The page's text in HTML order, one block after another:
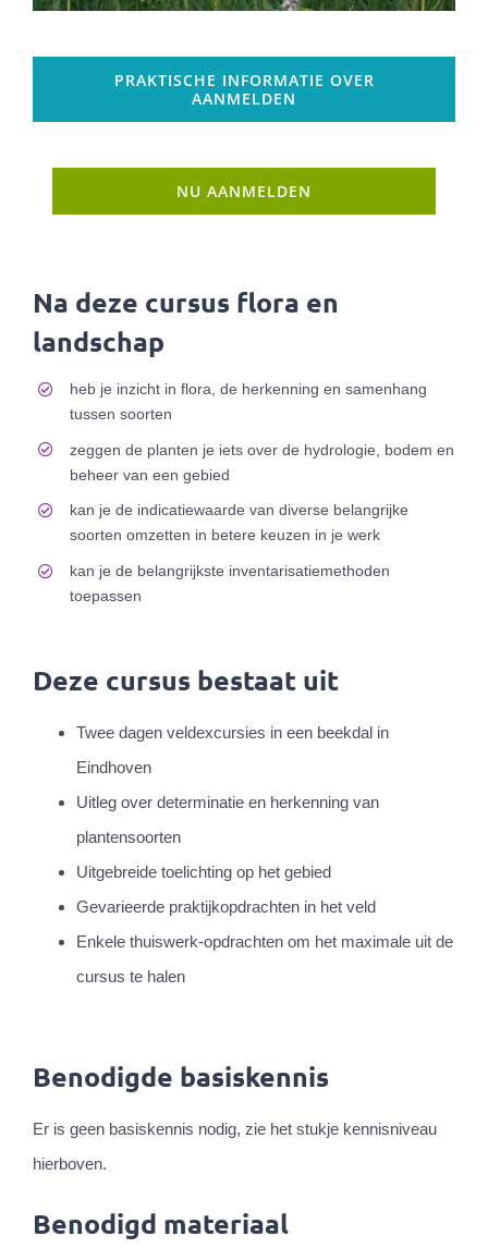
PRAKTISCHE INFORMATIE OVER
AANMELDEN
NU AANMELDEN
Na deze cursus flora en
landschap
heb je inzicht in flora, de herkenning en samenhang
tussen soorten
zeggen de planten je iets over de hydrologie, bodem en
beheer van een gebied
kan je de indicatiewaarde van diverse belangrijke
soorten omzetten in betere keuzen in je werk
kan je de belangrijkste inventarisatiemethoden
toepassen
Deze cursus bestaat uit
Twee dagen veldexcursies in een beekdal in
Eindhoven
Uitleg over determinatie en herkenning van
plantensoorten
Uitgebreide toelichting op het gebied
Gevarieerde praktijkopdrachten in het veld
Enkele thuiswerk-opdrachten om het maximale uit de
cursus te halen
Benodigde basiskennis
Er is geen basiskennis nodig, zie het stukje kennisniveau
hierboven.
Benodigd materiaal